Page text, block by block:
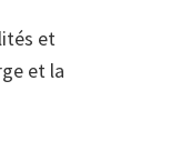
et
et la